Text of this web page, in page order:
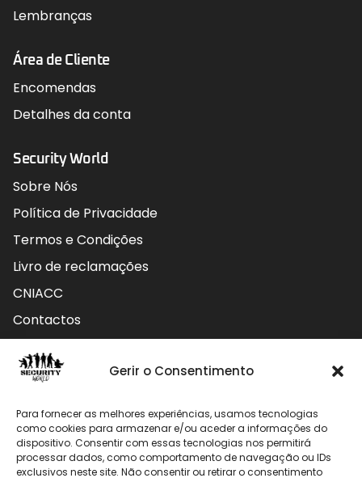
Gerir o Consentimento
Para fornecer as melhores experiências, usamos tecnologias
como cookies para armazenar e/ou aceder a informações do
dispositivo. Consentir com essas tecnologias nos permitirá
processar dados, como comportamento de navegação ou IDs
exclusivos neste site. Não consentir ou retirar o consentimento
Lembranças
Área de Cliente
Encomendas
Detalhes da conta
Security World
Sobre Nós
Política de Privacidade
Termos e Condições
Livro de reclamações
CNIACC
Contactos
Contactos
912 009 740 (Chamada para rede móvel nacional)
geral@securityworld.pt